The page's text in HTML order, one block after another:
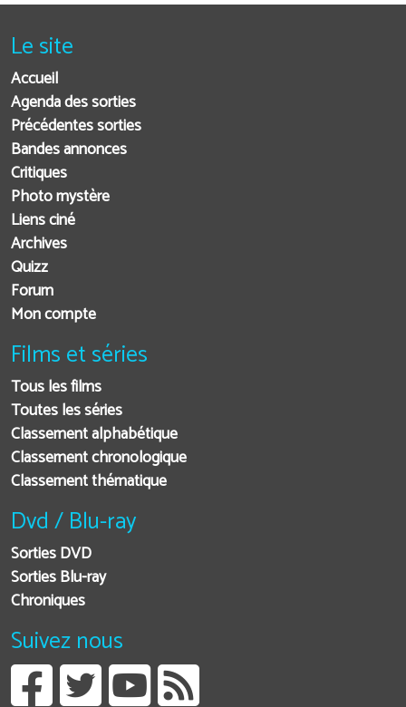
Le site
Accueil
Agenda des sorties
Précédentes sorties
Bandes annonces
Critiques
Photo mystère
Liens ciné
Archives
Quizz
Forum
Mon compte
Films et séries
Tous les films
Toutes les séries
Classement alphabétique
Classement chronologique
Classement thématique
Dvd / Blu-ray
Sorties DVD
Sorties Blu-ray
Chroniques
Suivez nous